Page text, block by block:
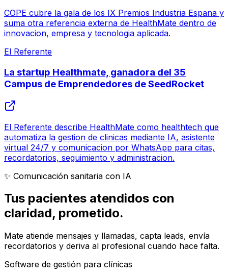
COPE cubre la gala de los IX Premios Industria Espana y
suma otra referencia externa de HealthMate dentro de
innovacion, empresa y tecnologia aplicada.
El Referente
La startup Healthmate, ganadora del 35
Campus de Emprendedores de SeedRocket
El Referente describe HealthMate como healthtech que
automatiza la gestion de clinicas mediante IA, asistente
virtual 24/7 y comunicacion por WhatsApp para citas,
recordatorios, seguimiento y administracion.
✨ Comunicación sanitaria con IA
Tus pacientes atendidos con
claridad, prometido.
Mate atiende mensajes y llamadas, capta leads, envía
recordatorios y deriva al profesional cuando hace falta.
Software de gestión para clínicas